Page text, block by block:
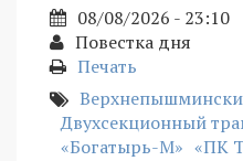
08/08/2026 - 23:10
Повестка дня
Печать
Двухсекционный
«Богатырь-М» «ПК